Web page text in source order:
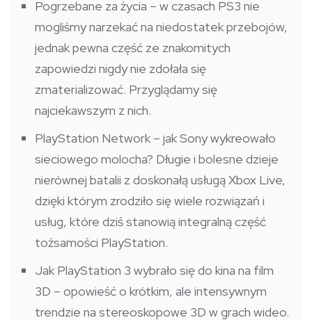
Pogrzebane za życia – w czasach PS3 nie
mogliśmy narzekać na niedostatek przebojów,
jednak pewna część ze znakomitych
zapowiedzi nigdy nie zdołała się
zmaterializować. Przyglądamy się
najciekawszym z nich.
PlayStation Network – jak Sony wykreowało
sieciowego molocha? Długie i bolesne dzieje
nierównej batalii z doskonałą usługą Xbox Live,
dzięki którym zrodziło się wiele rozwiązań i
usług, które dziś stanowią integralną część
tożsamości PlayStation.
Jak PlayStation 3 wybrało się do kina na film
3D – opowieść o krótkim, ale intensywnym
trendzie na stereoskopowe 3D w grach wideo.